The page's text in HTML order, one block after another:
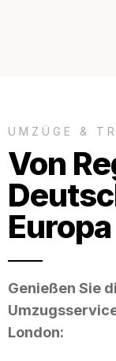
UMZÜGE &
Von
Europa
Genießen Sie
London: